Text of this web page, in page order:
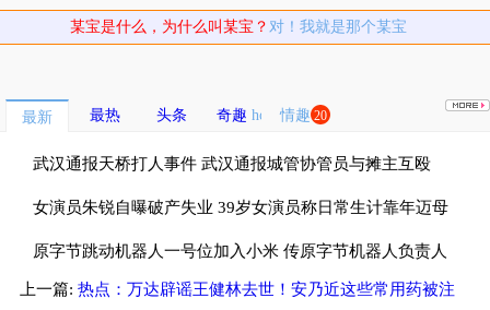
某宝是什么，为什么叫某宝？ 对！我就是那个某宝
最新 最热 头条 奇趣 情趣 20
武汉通报天桥打人事件 武汉通报城管协管员与摊主互殴
女演员朱锐自曝破产失业 39岁女演员称日常生计靠年迈母
亲接济
原字节跳动机器人一号位加入小米 传原字节机器人负责人
孔涛加盟小米
上一篇: 热点：万达辟谣王健林去世！安乃近这些常用药被注